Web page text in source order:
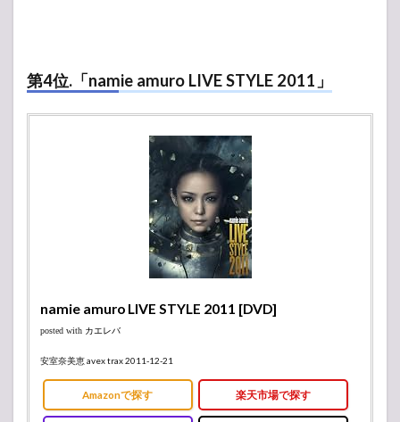
第4位.「namie amuro LIVE STYLE 2011」
namie amuro LIVE STYLE 2011 [DVD]
posted with カエレバ
安室奈美恵 avex trax 2011-12-21
Amazonで探す 楽天市場で探す